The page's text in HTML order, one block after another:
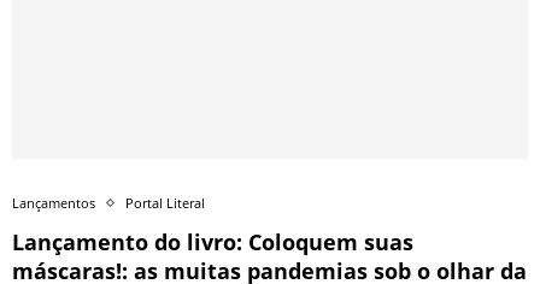
Lançamentos Portal Literal
Lançamento do livro: Coloquem suas
máscaras!: as muitas pandemias sob o olhar da